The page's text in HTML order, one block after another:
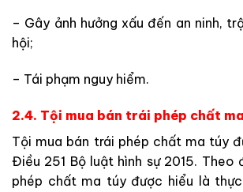
– Gây ảnh hưởng xấu đến an ninh,
hội;
– Tái phạm nguy hiểm.
2.4. Tội mua bán trái phép chất
Tội mua bán trái phép chất ma túy
Điều 251 Bộ luật hình sự 2015. Theo
phép chất ma túy được hiểu là